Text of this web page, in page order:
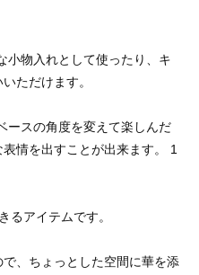
小物入れとして使ったり、キ
ただけます。
ースの角度を変えて楽しんだ
情を出すことが出来ます。 1
るアイテムです。
、ちょっとした空間に華を添